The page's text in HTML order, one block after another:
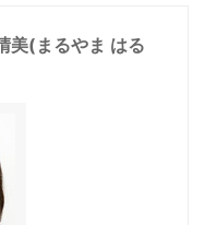
美(まるやま はる